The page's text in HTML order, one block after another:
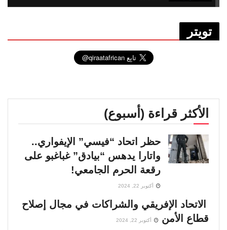
انتخابات إثيوبيا 2026 .. هيمنة آبي أحمد تعمق
عودة إيبولا .. سلالة أشد فتكاً
00:03:48
تأثيرات الحرب الأمريكية ـ الإسرائيلية ضد إيران
على دول إفريقيا جنوب الصحراء
02:09:47
00:01:30
تويتر
الأكثر قراءة (أسبوع)
حظر اتحاد “فيسي” الإيفواري..
واتارا يدهس “بيادق” غباغبو على
رقعة الحرم الجامعي!
أكتوبر 22, 2024
الاتحاد الإفريقي والشراكات في مجال إصلاح
قطاع الأمن
أكتوبر 22, 2024